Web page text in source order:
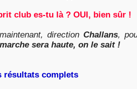
club es-tu là ? OUI, bien sûr !
direction Challans,
sera haute, on le sait !
résultats complets